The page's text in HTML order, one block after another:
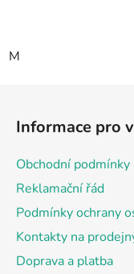
M
Informace pro
Obchodní podmínky
Reklamační řád
Podmínky ochrany
Kontakty na
Doprava a platba